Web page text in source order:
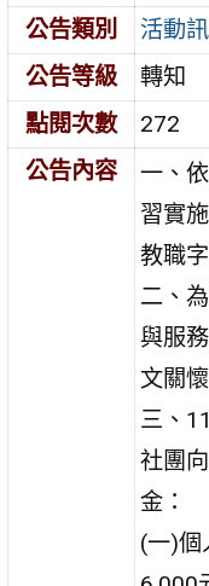
公告類別
活動
公告等級
轉知
點閱次數
272
公告內容
一、
習實
教職
二、
與服
文關
三、
社團
金：
(一)個